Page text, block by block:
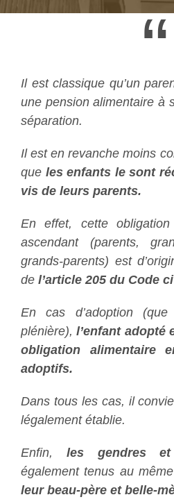
“
Il est classique qu’un
une pension alimentaire à
séparation.
Il est en revanche moins
que les enfants le sont
vis de leurs parents.
En effet, cette
ascendant (parents,
grands-parents) est
de l’article 205 du Code
En cas d’adoption
plénière),l’enfant adopté
obligation alimentaire
adoptifs.
Dans tous les cas, il
légalement établie.
Enfin, les gendres et
également tenus au
leur beau-père et belle-